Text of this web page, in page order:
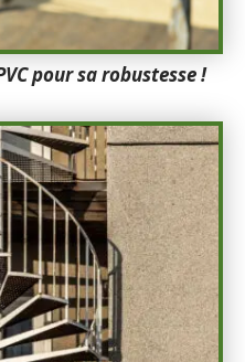
pour sa robustesse !